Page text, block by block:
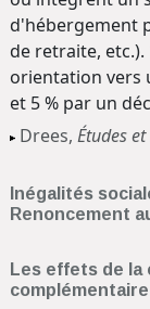
d'hébergement
de retraite,
orientation vers
et 5 % par un
Drees, Études
Inégalités
Renoncement
Les effets de la